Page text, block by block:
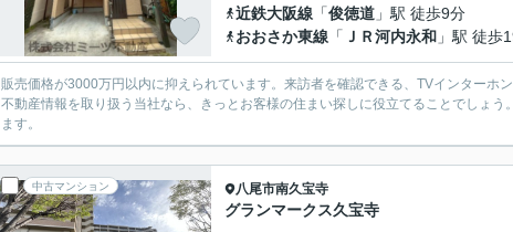
近鉄大阪線 「俊徳道 」駅 徒歩9分
おおさか東線 「 ＪＲ河内永和 」駅 徒歩
販売価格が3000万円以内に抑えられています。来訪者を確認できる、TVインターホ
不動産情報を取り扱う当社なら、きっとお客様の住まい探しに役立てることでしょ
ます。
中古マンション 八尾市南久宝寺
グランマークス久宝寺